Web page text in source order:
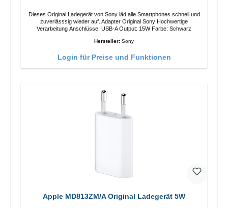
Dieses Original Ladegerät von Sony läd alle Smartphones schnell und
zuverlässsig wieder auf. Adapter Original Sony Hochwertige
Verarbeitung Anschlüsse: USB-A Output: 15W Farbe: Schwarz
Hersteller: Sony
Login für Preise und Funktionen
Apple MD813ZM/A Original Ladegerät 5W